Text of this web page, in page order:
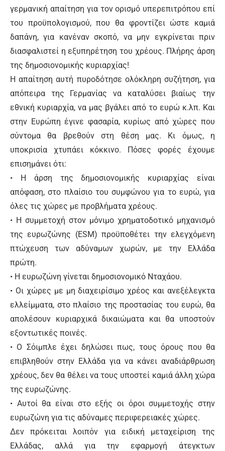
γερμανική απαίτηση για τον ορισμό υπερεπιτρόπου επί
του προϋπολογισμού, που θα φροντίζει ώστε καμιά
δαπάνη, για κανέναν σκοπό, να μην εγκρίνεται πριν
διασφαλιστεί η εξυπηρέτηση του χρέους. Πλήρης άρση
της δημοσιονομικής κυριαρχίας!
Η απαίτηση αυτή πυροδότησε ολόκληρη συζήτηση, για
απόπειρα της Γερμανίας να καταλύσει βιαίως την
εθνική κυριαρχία, να μας βγάλει από το ευρώ κ.λπ. Και
στην Ευρώπη έγινε φασαρία, κυρίως από χώρες που
σύντομα θα βρεθούν στη θέση μας. Κι όμως, η
υποκρισία χτυπάει κόκκινο. Πόσες φορές έχουμε
επισημάνει ότι:
• Η άρση της δημοσιονομικής κυριαρχίας είναι
απόφαση, στο πλαίσιο του συμφώνου για το ευρώ, για
όλες τις χώρες με προβλήματα χρέους.
• Η συμμετοχή στον μόνιμο χρηματοδοτικό μηχανισμό
της ευρωζώνης (ESM) προϋποθέτει την ελεγχόμενη
πτώχευση των αδύναμων χωρών, με την Ελλάδα
πρώτη.
• Η ευρωζώνη γίνεται δημοσιονομικό Νταχάου.
• Οι χώρες με μη διαχειρίσιμο χρέος και ανεξέλεγκτα
ελλείμματα, στο πλαίσιο της προστασίας του ευρώ, θα
απολέσουν κυριαρχικά δικαιώματα και θα υποστούν
εξοντωτικές ποινές.
• Ο Σόιμπλε έχει δηλώσει πως, τους όρους που θα
επιβληθούν στην Ελλάδα για να κάνει αναδιάρθρωση
χρέους, δεν θα θέλει να τους υποστεί καμιά άλλη χώρα
της ευρωζώνης.
• Αυτοί θα είναι στο εξής οι όροι συμμετοχής στην
ευρωζώνη για τις αδύναμες περιφερειακές χώρες.
Δεν πρόκειται λοιπόν για ειδική μεταχείριση της
Ελλάδας, αλλά για την εφαρμογή άτεγκτων